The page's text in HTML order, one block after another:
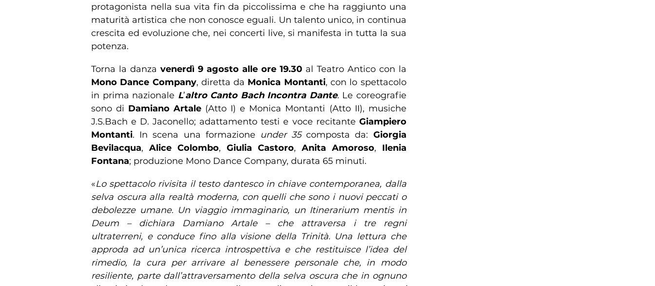
protagonista nella sua vita fin da piccolissima e che ha raggiunto una
maturità artistica che non conosce eguali. Un talento unico, in continua
crescita ed evoluzione che, nei concerti live, si manifesta in tutta la sua
potenza.
Torna la danza venerdì 9 agosto alle ore 19.30al Teatro Antico con la
Mono Dance Company, diretta da Monica Montanti, con lo spettacolo
in prima nazionale L’altro Canto Bach Incontra Dante. Le coreografie
sono di Damiano Artale (Atto I) e Monica Montanti (Atto II), musiche
J.S.Bach e D. Jaconello; adattamento testi e voce recitante Giampiero
Montanti. In scena una formazione under 35composta da: Giorgia
Bevilacqua, Alice Colombo, Giulia Castoro, Anita Amoroso, Ilenia
Fontana; produzione Mono Dance Company, durata 65 minuti.
«Lo spettacolo rivisita il testo dantesco in chiave contemporanea, dalla
selva oscura alla realtà moderna, con quelli che sono i nuovi peccati o
debolezze umane. Un viaggio immaginario, un Itinerarium mentis in
Deum – dichiara Damiano Artale – che attraversa i tre regni
ultraterreni, e conduce fino alla visione della Trinità. Una lettura che
approda ad un’unica ricerca introspettiva e che restituisce l’idea del
rimedio, la cura per arrivare al benessere personale che, in modo
resiliente, parte dall’attraversamento della selva oscura che in ognuno